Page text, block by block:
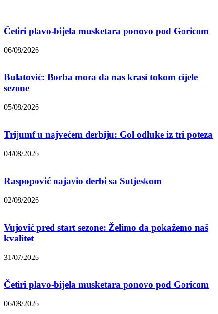
Četiri plavo-bijela musketara ponovo pod Goricom
06/08/2026
Bulatović: Borba mora da nas krasi tokom cijele
sezone
05/08/2026
Trijumf u najvećem derbiju: Gol odluke iz tri poteza
04/08/2026
Raspopović najavio derbi sa Sutjeskom
02/08/2026
Vujović pred start sezone: Želimo da pokažemo naš
kvalitet
31/07/2026
Četiri plavo-bijela musketara ponovo pod Goricom
06/08/2026